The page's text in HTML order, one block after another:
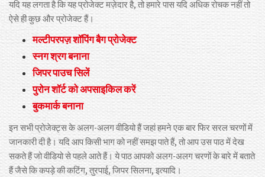
यदि यह लगता है कि यह प्रोजेक्ट मज़ेदार है, तो हमारे पास यदि अधिक रोचक नहीं तो
ऐसे ही कुछ और प्रोजेक्ट हैं।
मल्टीपरपज़ शॉपिंग बैग प्रोजेक्ट
स्नग श्रग बनाना
जिपर पाउच सिलें
पुरोन शॉर्ट को अपसाइकिल करें
बुकमार्क बनाना
इन सभी प्रोजेक्ट्स के अलग-अलग वीडियो हैं जहां हमने एक बार फिर सरल चरणों में
जानकारी दी है। यदि आप किसी भाग को नहीं समझ पाते हैं, तो आप उस पाठ में देख
सकते हैं जो वीडियो से पहले आते हैं। ये पाठ आपको अलग-अलग चरणों के बारे में बताते
हैं जैसे कि कपड़े की कटिंग, तुरपाई, जिपर सिलना, इत्यादि।